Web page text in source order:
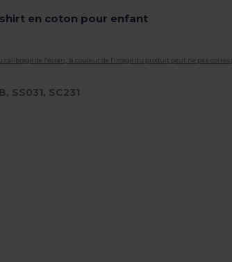
en coton pour enfant
de l'écran, la couleur de l'image du produit peut ne pas
SS031, SC231